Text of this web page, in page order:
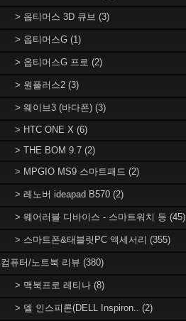
> 옵티머스 3D 큐브 (3)
> 옵티머스G (1)
> 옵티머스G 프로 (2)
> 원플러스2 (3)
> 웨이브3 (바다폰) (3)
> HTC ONE X (6)
> THE BOM 9.7 (2)
> MPGIO MS9 스마트패드 (2)
> 레노버 ideapad B570 (2)
> 웨어러블 디바이스 - 스마트워치 등 (45)
> 스마트폰&태블릿PC 액세서리 (355)
컴퓨터/노트북 리뷰 (380)
> 맥북프로 레티나 (8)
> 델 인스피론(DELL Inspiron.. (2)